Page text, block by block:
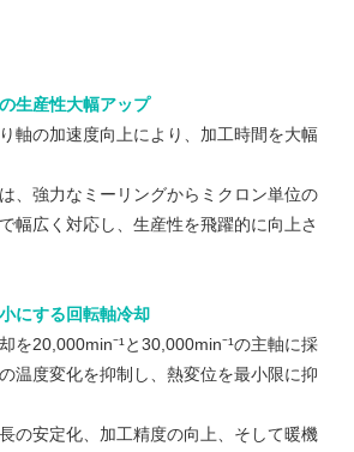
生産性大幅アップ
軸の加速度向上により、加工時間を大幅
、強力なミーリングからミクロン単位の
幅広く対応し、生産性を飛躍的に向上さ
にする回転軸冷却
を20,000min⁻¹と30,000min⁻¹の主軸に採
温度変化を抑制し、熱変位を最小限に抑
の安定化、加工精度の向上、そして暖機